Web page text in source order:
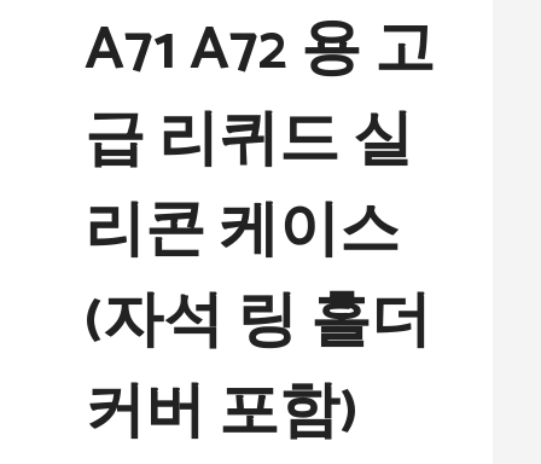
A71 A72 용 고
급 리퀴드 실
리콘 케이스
(자석 링 홀더
커버 포함)